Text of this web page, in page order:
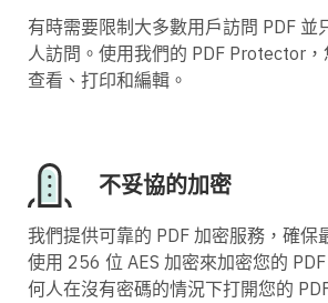
有時需要限制大多數用戶訪問 PDF 並
人訪問。使用我們的 PDF Protector
查看、打印和編輯。
不妥協的加密
我們提供可靠的 PDF 加密服務，確保
使用 256 位 AES 加密來加密您的
何人在沒有密碼的情況下打開您的